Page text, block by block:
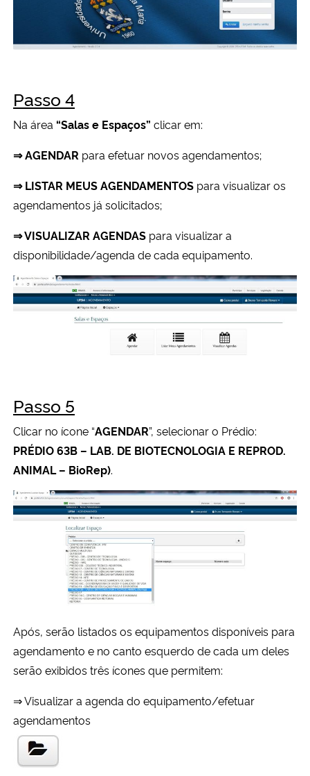
Advocacia-Geral da União
Planalto
Passo 4
Na área “Salas e Espaços” clicar em:
⇒ AGENDAR para efetuar novos agendamentos;
⇒ LISTAR MEUSAGENDAMENTOS para visualizar os
agendamentos já solicitados;
⇒ VISUALIZAR AGENDAS para visualizar a
disponibilidade/agenda de cada equipamento.
Passo 5
Clicar no ícone “AGENDAR”, selecionar o Prédio:
PRÉDIO 63B – LAB. DE BIOTECNOLOGIA E REPROD.
ANIMAL – BioRep).
Após, serão listados os equipamentos disponíveis para
agendamento e no canto esquerdo de cada um deles
serão exibidos três ícones que permitem:
⇒ Visualizar a agenda do equipamento/efetuar
agendamentos